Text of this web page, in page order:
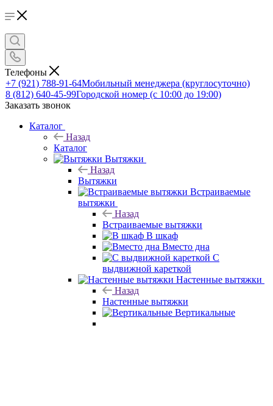
Телефоны
+7 (921) 788-91-64Мобильный менеджера (круглосуточно)
8 (812) 640-45-99Городской номер (с 10:00 до 19:00)
Заказать звонок
Каталог
Назад
Каталог
Вытяжки
Назад
Вытяжки
Встраиваемые
вытяжки
Назад
Встраиваемые вытяжки
В шкаф
Вместо дна
С
выдвижной кареткой
Настенные вытяжки
Назад
Настенные вытяжки
Вертикальные